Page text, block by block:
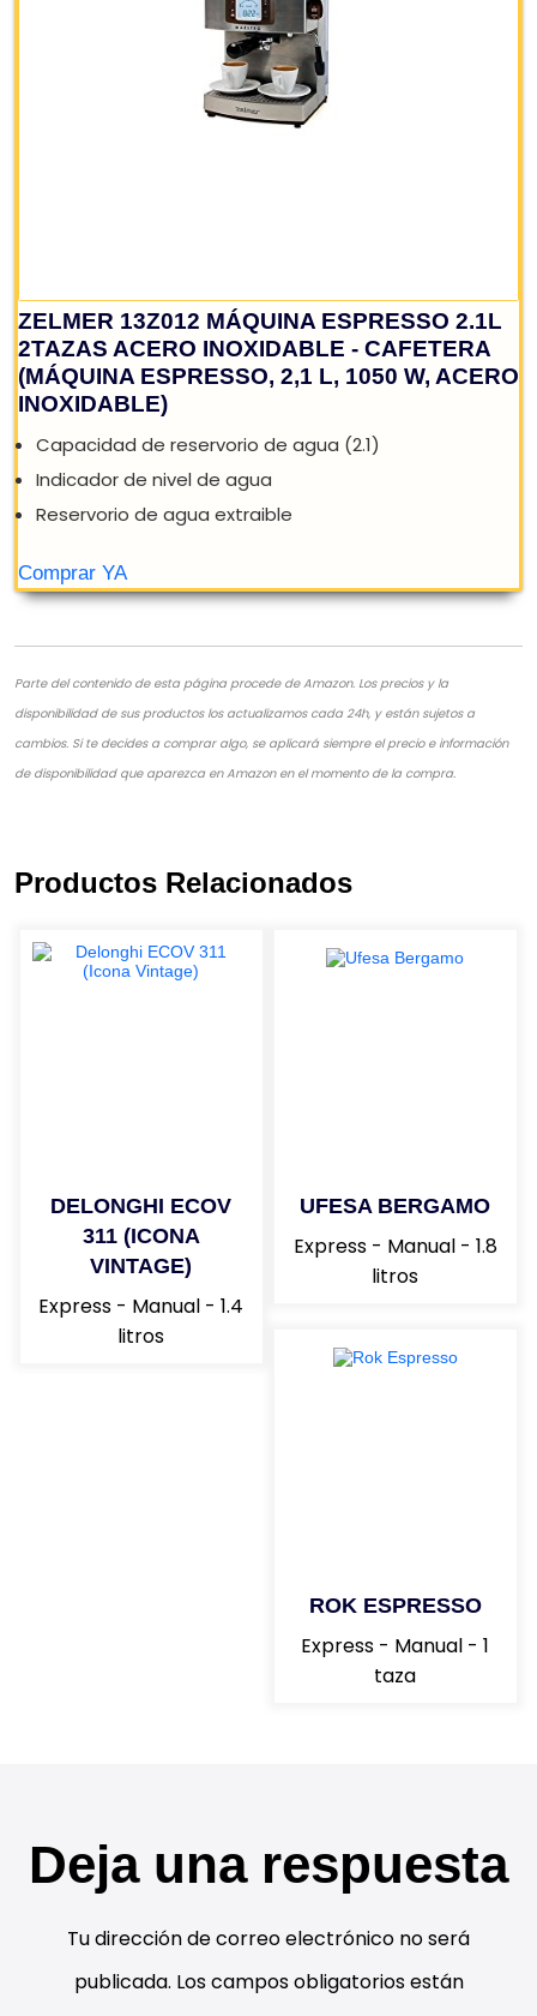
Reservorio de agua extraible
Comprar YA
Parte del contenido de esta página procede de Amazon. Los precios y la
disponibilidad de sus productos los actualizamos cada 24h, y están sujetos a
cambios. Si te decides a comprar algo, se aplicará siempre el precio e información
de disponibilidad que aparezca en Amazon en el momento de la compra.
Productos Relacionados
DELONGHI ECOV
311 (ICONA
VINTAGE)
Express - Manual - 1.4
litros
UFESA BERGAMO
Express - Manual - 1.8
litros
ROK ESPRESSO
Express - Manual - 1
taza
Deja una respuesta
Tu dirección de correo electrónico no será
publicada. Los campos obligatorios están